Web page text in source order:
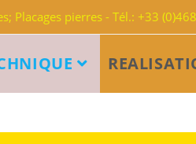
Placages pierres - Tél.: +33